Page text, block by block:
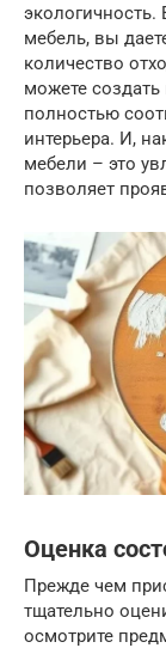
мебель, вы
количество
можете
полностью
интерьера. И,
мебели – это
позволяет
Оценка
Прежде чем
тщательно
осмотрите